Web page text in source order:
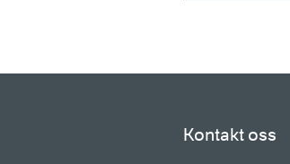
Kontakt oss